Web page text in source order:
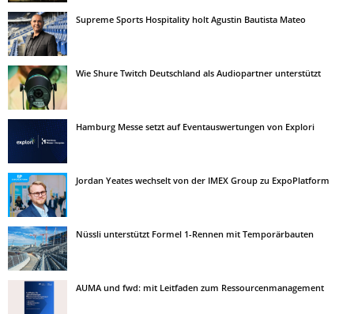
Supreme Sports Hospitality holt Agustin Bautista Mateo
Wie Shure Twitch Deutschland als Audiopartner unterstützt
Hamburg Messe setzt auf Eventauswertungen von Explori
Jordan Yeates wechselt von der IMEX Group zu ExpoPlatform
Nüssli unterstützt Formel 1-Rennen mit Temporärbauten
AUMA und fwd: mit Leitfaden zum Ressourcenmanagement